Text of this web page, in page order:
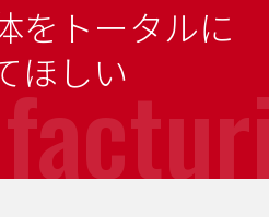
をトータルに
ほしい